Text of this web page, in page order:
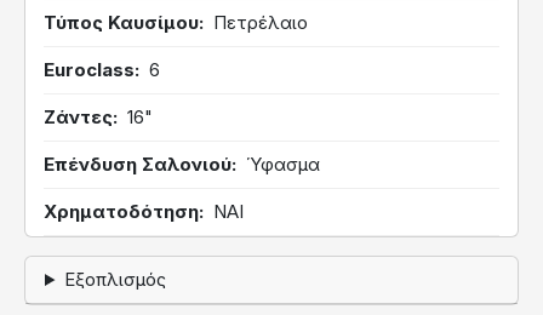
Τύπος Καυσίμου Πετρέλαιο
Euroclass 6
Ζάντες 16"
Επένδυση Σαλονιού Ύφασμα
Χρηματοδότηση ΝΑΙ
Εξοπλισμός